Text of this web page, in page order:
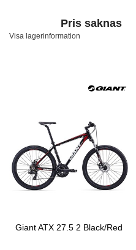
Pris saknas
Visa lagerinformation
Giant ATX 27.5 2 Black/Red